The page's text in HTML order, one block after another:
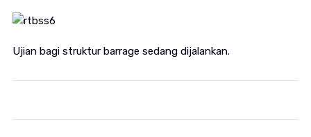
Ujian bagi struktur barrage sedang dijalankan.